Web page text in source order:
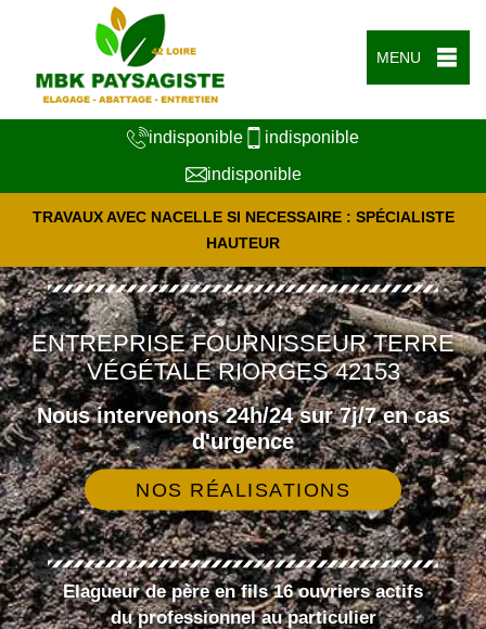
MENU
indisponible
indisponible
indisponible
TRAVAUX AVEC NACELLE SI NECESSAIRE : SPÉCIALISTE
HAUTEUR
ENTREPRISE FOURNISSEUR TERRE
VÉGÉTALE RIORGES 42153
Nous intervenons 24h/24 sur 7j/7 en cas
d'urgence
NOS RÉALISATIONS
Elagueur de père en fils 16 ouvriers actifs
du professionnel au particulier